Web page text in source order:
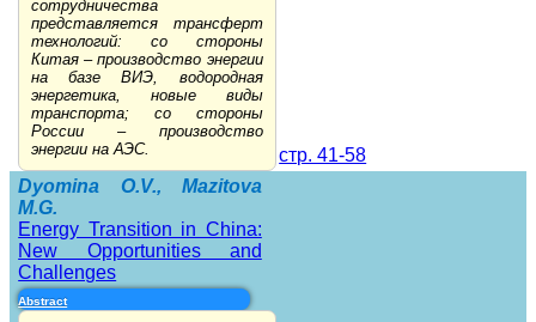
сотрудничества
представляется трансферт
технологий: со стороны
Китая – производство энергии
на базе ВИЭ, водородная
энергетика, новые виды
транспорта; со стороны
России – производство
энергии на АЭС.
стр. 41-58
Dyomina O.V., Mazitova
M.G.
Energy Transition in China:
New Opportunities and
Challenges
Abstract